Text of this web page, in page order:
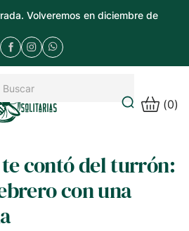
Volveremos en diciembre de
(0)
contó del turrón:
con una